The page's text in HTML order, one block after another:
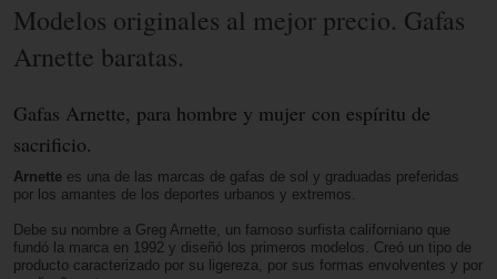
Modelos originales al mejor precio. Gafas
Arnette baratas.
Gafas Arnette, para hombre y mujer con espíritu de
sacrificio.
Arnette es una de las marcas de gafas de sol y graduadas preferidas
por los amantes de los deportes urbanos y extremos.
Debe su nombre a Greg Arnette, un famoso surfista californiano que
fundó la marca en 1992 y diseñó los primeros modelos. Creó un tipo de
producto caracterizado por su ligereza, por sus formas envolventes y por